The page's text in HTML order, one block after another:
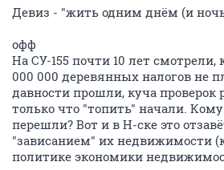
Девиз - "жить одним днём (и
офф
На СУ-155 почти 10 лет смотрели,
000 000 деревянных налогов не
давности прошли, куча проверок
только что "топить" начали.
перешли? Вот и в Н-ске это
"зависанием" их недвижимости
политике экономики